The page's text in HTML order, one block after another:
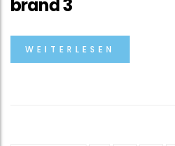
brand 3
WEITERLESEN